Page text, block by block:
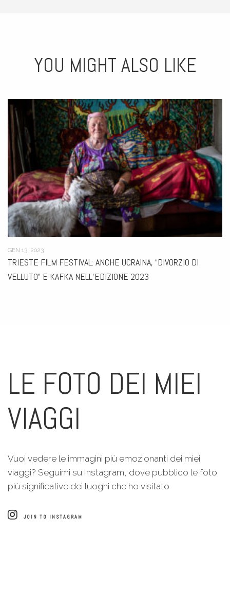
YOU MIGHT ALSO LIKE
GEN 13, 2023
TRIESTE FILM FESTIVAL: ANCHE UCRAINA, “DIVORZIO DI
VELLUTO” E KAFKA NELL’EDIZIONE 2023
LE FOTO DEI MIEI
VIAGGI
Vuoi vedere le immagini più emozionanti dei miei
viaggi? Seguimi su Instagram, dove pubblico le foto
più significative dei luoghi che ho visitato
JOIN TO INSTAGRAM